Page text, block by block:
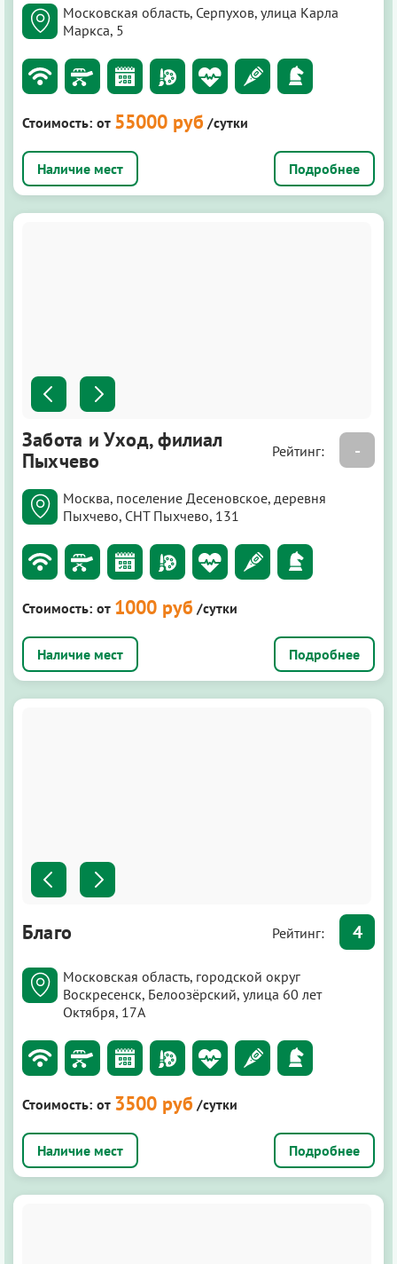
Московская область, Серпухов, улица Карла
Маркса, 5
Стоимость: от 55000 руб /сутки
Подробнее
Забота и Уход, филиал
Пыхчево
Рейтинг: -
Москва, поселение Десеновское, деревня
Пыхчево, СНТ Пыхчево, 131
Стоимость: от 1000 руб /сутки
Подробнее
Благо Рейтинг: 4
Московская область, городской округ
Воскресенск, Белоозёрский, улица 60 лет
Октября, 17А
Стоимость: от 3500 руб /сутки
Подробнее